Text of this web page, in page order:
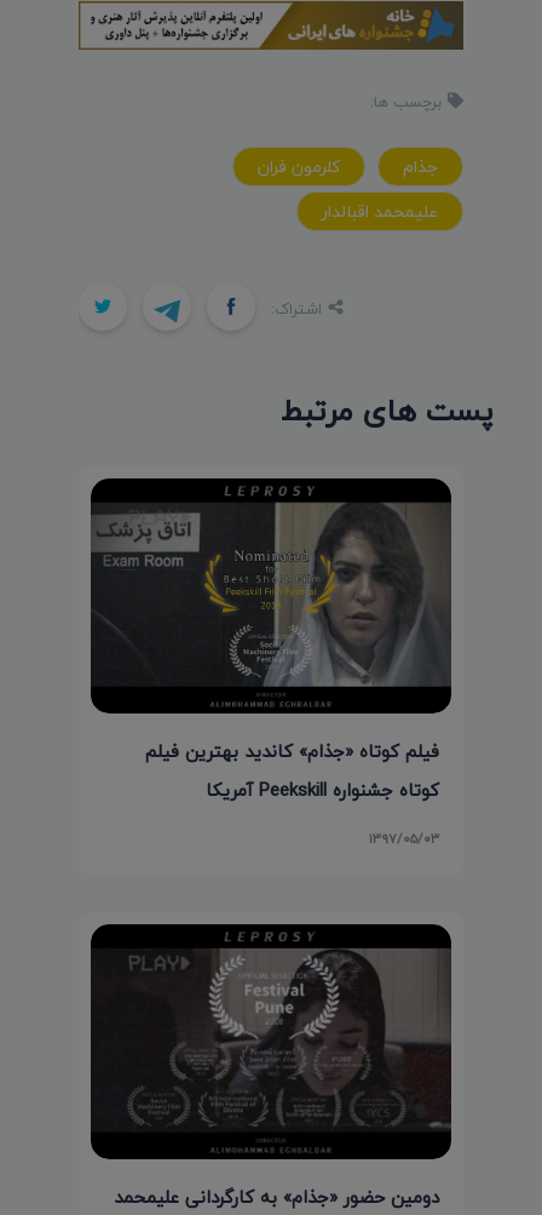
برچسب ها:
جذام
کلرمون فران
عليمحمد اقبالدار
اشتراک:
پست های مرتبط
فیلم کوتاه «جذام» کاندید بهترین فیلم
کوتاه جشنواره Peekskill آمریکا
۱۳۹۷/۰۵/۰۳
دومین حضور «جذام» به کارگردانی علیمحمد